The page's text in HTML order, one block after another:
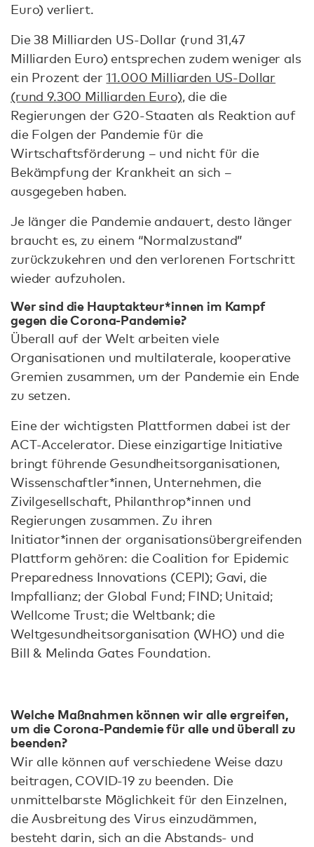
Euro) verliert.
Die 38 Milliarden US-Dollar (rund 31,47
Milliarden Euro) entsprechen zudem weniger als
ein Prozent der11.000 Milliarden US-Dollar
(rund 9.300 Milliarden Euro), die die
Regierungen der G20-Staaten als Reaktion auf
die Folgen der Pandemie für die
Wirtschaftsförderung – und nicht für die
Bekämpfung der Krankheit an sich –
ausgegeben haben.
Je länger die Pandemie andauert, desto länger
braucht es, zu einem “Normalzustand”
zurückzukehren und den verlorenen Fortschritt
wieder aufzuholen.
Wer sind die Hauptakteur*innen im Kampf
gegen die Corona-Pandemie?
Überall auf der Welt arbeiten viele
Organisationen und multilaterale, kooperative
Gremien zusammen, um der Pandemie ein Ende
zu setzen.
Eine der wichtigsten Plattformen dabei ist der
ACT-Accelerator. Diese einzigartige Initiative
bringt führende Gesundheitsorganisationen,
Wissenschaftler*innen, Unternehmen, die
Zivilgesellschaft, Philanthrop*innen und
Regierungen zusammen. Zu ihren
Initiator*innen der organisationsübergreifenden
Plattform gehören: die Coalition for Epidemic
Preparedness Innovations (CEPI); Gavi, die
Impfallianz; der Global Fund; FIND; Unitaid;
Wellcome Trust; die Weltbank; die
Weltgesundheitsorganisation (WHO) und die
Bill & Melinda Gates Foundation.
Welche Maßnahmen können wir alle ergreifen,
um die Corona-Pandemie für alle und überall zu
beenden?
Wir alle können auf verschiedene Weise dazu
beitragen, COVID-19 zu beenden. Die
unmittelbarste Möglichkeit für den Einzelnen,
die Ausbreitung des Virus einzudämmen,
besteht darin, sich an die Abstands- und